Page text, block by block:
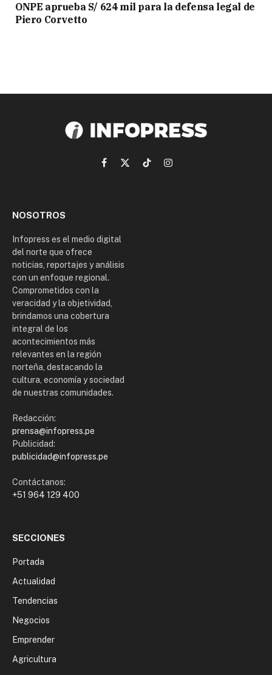
ONPE aprueba S/ 624 mil para la defensa legal de
Piero Corvetto
Facebook
X
TikTokInstagram
NOSOTROS
Infopress es el medio digital
del norte que ofrece
noticias, reportajes y análisis
con un enfoque regional.
Comprometidos con la
veracidad y la objetividad,
brindamos una cobertura
integral de los
acontecimientos más
relevantes en la región
norteña, destacando la
cultura, economía y sociedad
de nuestras comunidades.
Redacción:
prensa@infopress.pe
Publicidad:
publicidad@infopress.pe
Contáctanos:
+51 964 129 400
SECCIONES
Portada
Actualidad
Tendencias
Negocios
Emprender
Agricultura